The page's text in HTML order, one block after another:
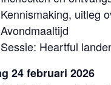
uitleg
Heartful
24 februari 2026